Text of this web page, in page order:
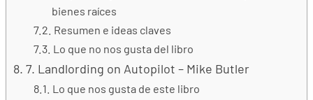
bienes raíces
Resumen e ideas claves
Lo que no nos gusta del libro
7. Landlording on Autopilot – Mike Butler
Lo que nos gusta de este libro